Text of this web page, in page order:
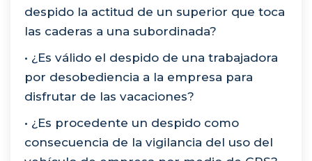
despido la actitud de un superior que toca
las caderas a una subordinada?
• ¿Es válido el despido de una trabajadora
por desobediencia a la empresa para
disfrutar de las vacaciones?
• ¿Es procedente un despido como
consecuencia de la vigilancia del uso del